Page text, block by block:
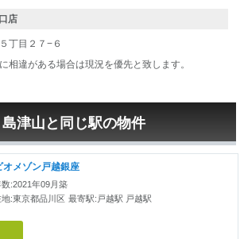
店
丁目２７−６
相違がある場合は現況を優先と致します。
津山と同じ駅の物件
オメゾン戸越銀座
:2021年09月築
地:東京都品川区 最寄駅:戸越駅 戸越駅